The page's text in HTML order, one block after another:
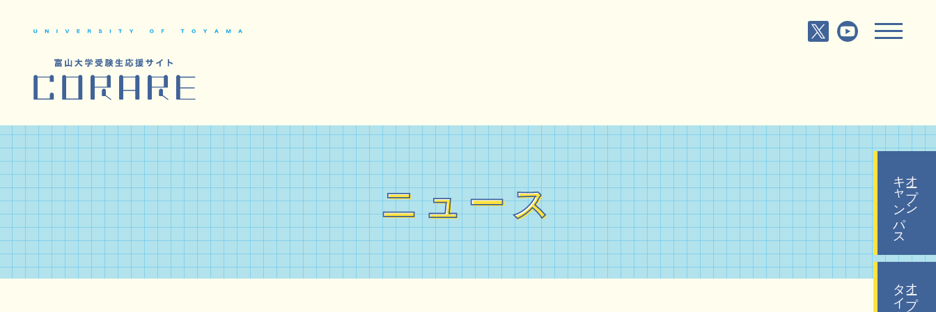
オープン
キャンパス
ニュース
ニュース